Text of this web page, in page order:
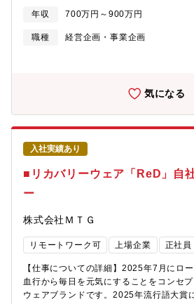
出張あり 平均2-3回/年程度●職場環境20-
いる。また欧州子会社やアジア関連工場
ため、ルールも少なく、自分自身のアイ
わることで、エンジニアとしての技術力
のアイデアや工夫を製品に反映しやすい
です。【技術力】 ブラザー工業の工業用
核組織で、制御回路・電源・モータ・セ
トの融合技術で、アパレル以外にも自動
挑戦し、エンジニアがパイオニア技術の
別・選択型研修やグローバル研修、キャ
部門では、OJTを中心に実製品・実プロジ
習得していただきます。 経験やスキルに
を段階的に広げていくため、工業用ミシン
心してキャッチアップ可能です。 将来的
ち上げや市場対応を経験しながら、技術
ジメント・企画領域へとキャリアを広げて
メラ・３D技術）を使い「どんな体験価値
点に、新しいビジネスを構想する業務で
間体験／イマーシブ体験領域における市
の企画立案、事業仮説構築・PoC／実証
制作、クリエータ、コンテンツ、営業、
グ、チーム、放送、配信 等）・中長期の
策定※既存のプロジェクトへの参画を通
げていただきます。【募集背景】3Dイメ
年代半ば以降、急速に拡大を続けており高
います。このような力強い市場拡大の背景
メント、医療、自動車、製造など多様な
の活用が広がっていることがあります。
ポーツやエンタメ市場に注目し、スタジオ
Dモデルを生成することができる独自のボ
術を開発しました。この技術によりこれ
ー、バスケットボール、競輪、野球での
きなかった新しい視聴体験を提供してお
ムにおけるWBCや巨人戦の撮影、川崎、
の撮影を実施しておりますが、今後さら
年収 700万円～900万円
職種
経営企画・事業企画
気になる
入社実績あり
■リカバリーウェア「ReD」自
ー
株式会社ＭＴＧ
リモートワーク可 上場企業 正社員
【仕事についての詳細】2025年7月にロ
血行から毎日を元気にすることをコンセ
ウェアブランドです。2025年流行語大賞